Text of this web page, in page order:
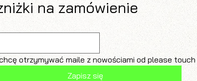
otrzymywać maile z nowościami od please touch
Zapisz się